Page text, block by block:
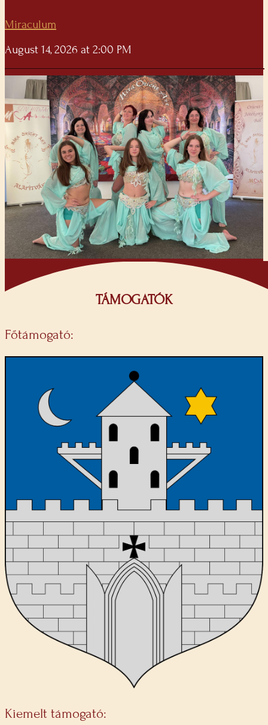
Miraculum
August 14, 2026 at 2:00 PM
TÁMOGATÓK
Főtámogató:
Kiemelt támogató: